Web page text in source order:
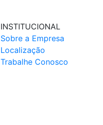
INSTITUCIONAL
Sobre a Empresa
Localização
Trabalhe Conosco